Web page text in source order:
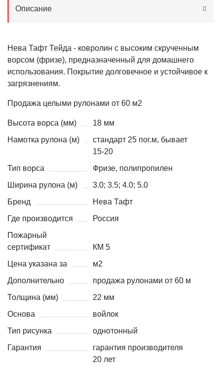
Описание
Нева Тафт Тейда - ковролин с высоким скрученным
ворсом (фризе), предназначенный для домашнего
использования. Покрытие долговечное и устойчивое к
загрязнениям.
Продажа целыми рулонами от 60 м2
Высота ворса (мм)
18 мм
Намотка рулона (м)
стандарт 25 пог.м, бывает
15-20
Тип ворса
Фризе, полипропилен
Ширина рулона (м)
3.0; 3.5; 4.0; 5.0
Бренд
Нева Тафт
Где производится
Россия
Пожарный
сертификат
КМ 5
Цена указана за
м2
Дополнительно
продажа рулонами от 60 м
Толщина (мм)
22 мм
Основа
войлок
Тип рисунка
однотонный
Гарантия
гарантия производителя
20 лет